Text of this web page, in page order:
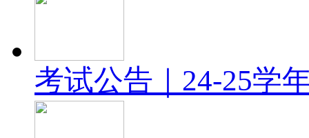
考试公告｜24-25学